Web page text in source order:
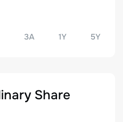
3A 1Y 5Y
Share